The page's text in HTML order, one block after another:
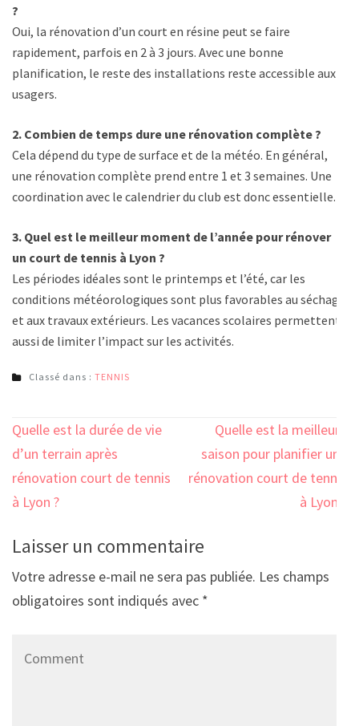
?
Oui, la rénovation d’un court en résine peut se faire
rapidement, parfois en 2 à 3 jours. Avec une bonne
planification, le reste des installations reste accessible aux
usagers.
2. Combien de temps dure une rénovation complète ?
Cela dépend du type de surface et de la météo. En général,
une rénovation complète prend entre 1 et 3 semaines. Une
coordination avec le calendrier du club est donc essentielle.
3. Quel est le meilleur moment de l’année pour rénover
un court de tennis à Lyon ?
Les périodes idéales sont le printemps et l’été, car les
conditions météorologiques sont plus favorables au séchage
et aux travaux extérieurs. Les vacances scolaires permettent
aussi de limiter l’impact sur les activités.
Classé dans : TENNIS
Navigation
de
l’article
Quelle est la durée de vie
d’un terrain après
rénovation court de tennis
à Lyon ?
Quelle est la meilleure
saison pour planifier une
rénovation court de tennis
à Lyon ?
Laisser un commentaire
Votre adresse e-mail ne sera pas publiée. Les champs
obligatoires sont indiqués avec *